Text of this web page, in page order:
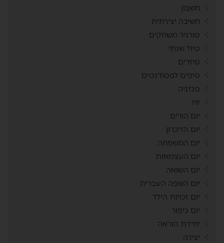
חשבון
חשיבה יצירתית
טורניר משחקים
טיול שנתי
טיזרים
טיפים לסטודנטים
טנזניה
יויו
יום הורים
יום הזיכרון
יום המשפחה
יום העצמאות
יום השואה
יום השפה העברית
יום זכויות הילד
יום כיפור
יחידת הוראה
יצירה